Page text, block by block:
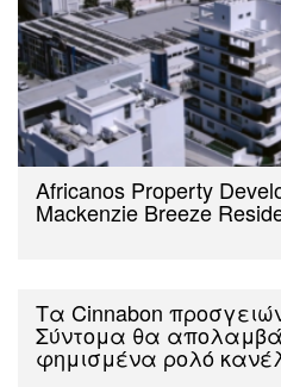
Africanos Property
Mackenzie Breeze
Tα Cinnabon
Σύντομα θα
φημισμένα ρολό